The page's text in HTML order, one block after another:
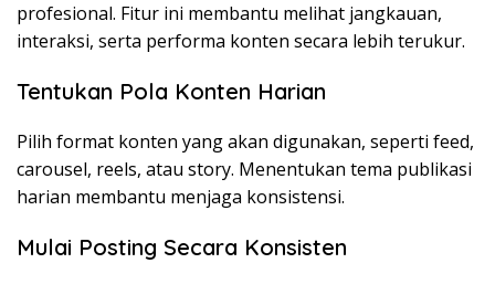
profesional. Fitur ini membantu melihat jangkauan,
interaksi, serta performa konten secara lebih terukur.
Tentukan Pola Konten Harian
Pilih format konten yang akan digunakan, seperti feed,
carousel, reels, atau story. Menentukan tema publikasi
harian membantu menjaga konsistensi.
Mulai Posting Secara Konsisten